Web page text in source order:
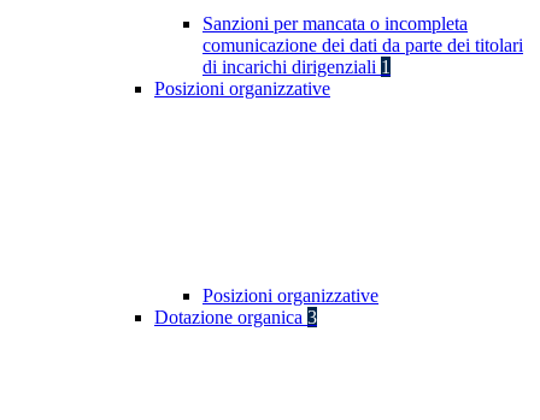
Sanzioni per mancata o incompleta
comunicazione dei dati da parte dei titolari
di incarichi dirigenziali 1
Posizioni organizzative
Posizioni organizzative
Dotazione organica 3